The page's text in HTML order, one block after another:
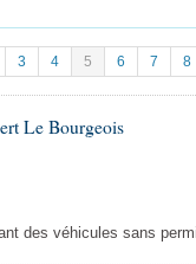
... )
3 4 5 6 7 8
Le Bourgeois
des véhicules sans